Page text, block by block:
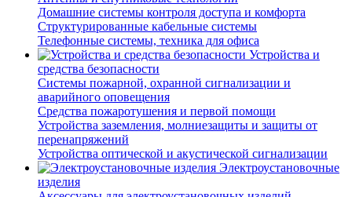
Домашние системы контроля доступа и комфорта
Структурированные кабельные системы
Телефонные системы, техника для офиса
Устройства и
средства безопасности
Системы пожарной, охранной сигнализации и
аварийного оповещения
Средства пожаротушения и первой помощи
Устройства заземления, молниезащиты и защиты от
перенапряжений
Устройства оптической и акустической сигнализации
Электроустановочные
изделия